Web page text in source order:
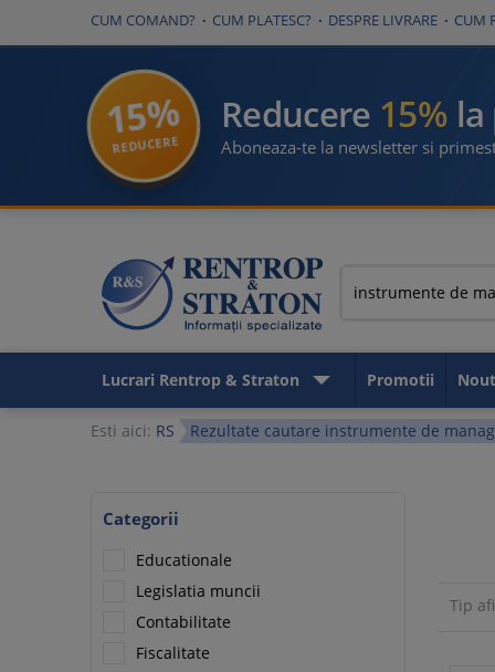
CUM COMAND? CUM PLATESC? DESPRE LIVRARE CUM
15%
REDUCERE
Reducere 15%
Aboneaza-te la newsletter si
Lucrari Rentrop & Straton Promotii
Esti aici: RS Rezultate cautare instrumente de
Categorii
Educationale
Legislatia muncii
Contabilitate
Fiscalitate
Tip